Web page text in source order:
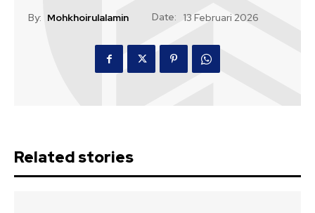
By: Mohkhoirulalamin Date: 13 Februari 2026
Related stories